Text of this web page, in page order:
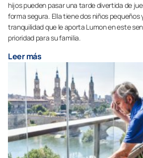
hijos pueden pasar una tarde divertida de
forma segura. Ella tiene dos niños pequeños
tranquilidad que le aporta Lumon en este
prioridad para su familia.
Leer más